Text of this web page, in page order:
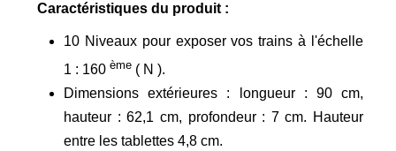
Caractéristiques du produit :
10 Niveaux pour exposer vos trains à l'échelle
1 : 160ème ( N ).
Dimensions extérieures : longueur : 90 cm,
hauteur : 62,1 cm, profondeur : 7 cm. Hauteur
entre les tablettes 4,8 cm.